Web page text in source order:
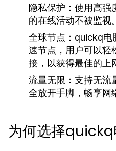
隐私保护： 使用高强
的在线活动不被监视。
全球节点： quickq电
速节点，用户可以轻
接，以获得最佳的上
流量无限： 支持无流
全放开手脚，畅享网
为何选择quickq